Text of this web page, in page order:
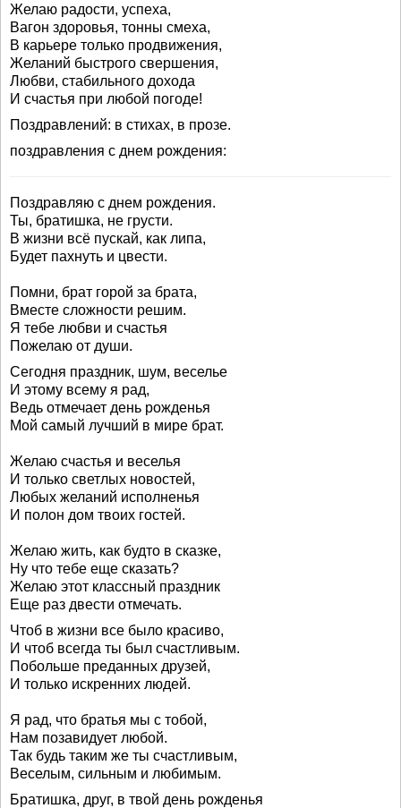
Желаю радости, успеха,
Вагон здоровья, тонны смеха,
В карьере только продвижения,
Желаний быстрого свершения,
Любви, стабильного дохода
И счастья при любой погоде!
Поздравлений: в стихах, в прозе.
поздравления с днем рождения:
Поздравляю с днем рождения.
Ты, братишка, не грусти.
В жизни всё пускай, как липа,
Будет пахнуть и цвести.
Помни, брат горой за брата,
Вместе сложности решим.
Я тебе любви и счастья
Пожелаю от души.
Сегодня праздник, шум, веселье
И этому всему я рад,
Ведь отмечает день рожденья
Мой самый лучший в мире брат.
Желаю счастья и веселья
И только светлых новостей,
Любых желаний исполненья
И полон дом твоих гостей.
Желаю жить, как будто в сказке,
Ну что тебе еще сказать?
Желаю этот классный праздник
Еще раз двести отмечать.
Чтоб в жизни все было красиво,
И чтоб всегда ты был счастливым.
Побольше преданных друзей,
И только искренних людей.
Я рад, что братья мы с тобой,
Нам позавидует любой.
Так будь таким же ты счастливым,
Веселым, сильным и любимым.
Братишка, друг, в твой день рожденья